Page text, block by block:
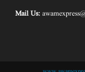
Mail Us: